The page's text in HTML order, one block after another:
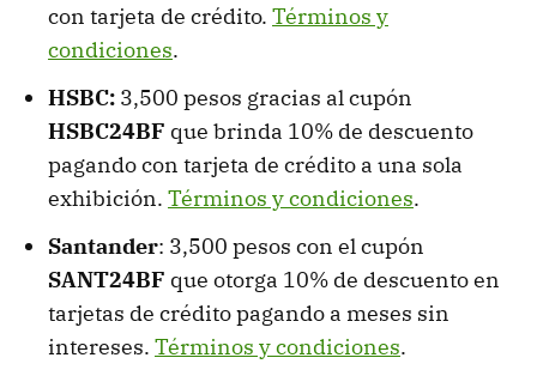
con tarjeta de crédito. Términos y
condiciones.
HSBC: 3,500 pesos gracias al cupón
HSBC24BF que brinda 10% de descuento
pagando con tarjeta de crédito a una sola
exhibición. Términos y condiciones.
Santander: 3,500 pesos con el cupón
SANT24BF que otorga 10% de descuento en
tarjetas de crédito pagando a meses sin
intereses. Términos y condiciones.